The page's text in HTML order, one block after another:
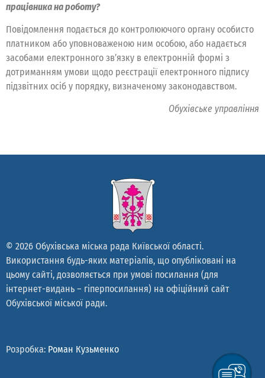
працівника на роботу?
Повідомлення подається до контролюючого органу особисто
платником або уповноваженою ним особою, або надається
засобами електронного зв’язку в електронній формі з
дотриманням умови щодо реєстрації електронного підпису
підзвітних осіб у порядку, визначеному законодавством.
Обухівське управління
© 2026 Обухівська міська рада Київської області.
Використання будь-яких матеріалів, що опубліковані на
цьому сайті, дозволяється при умові посилання (для
інтернет-видань – гіперпосилання) на офіційний сайт
Обухівської міської ради.
Розробка: Роман Кузьменко